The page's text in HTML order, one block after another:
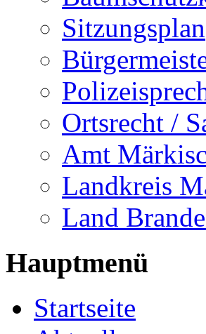
Sitzungsplan
Ortsrecht /
Amt
Landkreis
Land
Hauptmenü
Startseite